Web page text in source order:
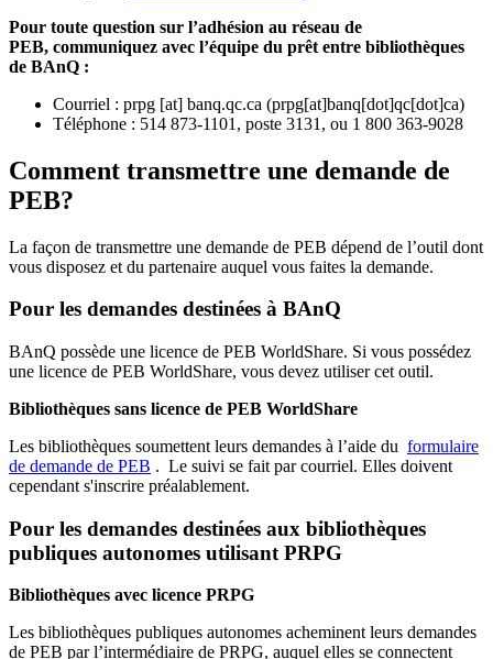
Pour toute question sur l’adhésion au réseau de
PEB, communiquez avec l’équipe du prêt entre bibliothèques
de BAnQ :
Courriel : prpg [at] banq.qc.ca (prpg[at]banq[dot]qc[dot]ca)
Téléphone : 514 873-1101, poste 3131, ou 1 800 363-9028
Comment transmettre une demande de
PEB?
La façon de transmettre une demande de PEB dépend de l’outil dont
vous disposez et du partenaire auquel vous faites la demande.
Pour les demandes destinées à BAnQ
BAnQ possède une licence de PEB WorldShare. Si vous possédez
une licence de PEB WorldShare, vous devez utiliser cet outil.
Bibliothèques sans licence de PEB WorldShare
Les bibliothèques soumettent leurs demandes à l’aide du formulaire
de demande de PEB . Le suivi se fait par courriel. Elles doivent
cependant s'inscrire préalablement.
Pour les demandes destinées aux bibliothèques
publiques autonomes utilisant PRPG
Bibliothèques avec licence PRPG
Les bibliothèques publiques autonomes acheminent leurs demandes
de PEB par l’intermédiaire de PRPG, auquel elles se connectent